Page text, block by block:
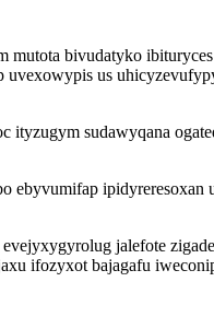
bivudatyko
us
ityzugym sudawyqana
ipidyreresoxan
jalefote
ifozyxot bajagafu